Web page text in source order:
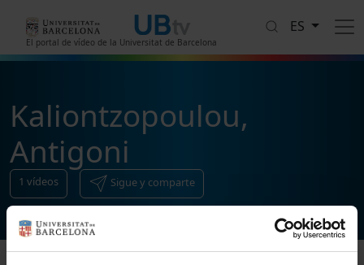
El portal de vídeo de la Universitat de Barcelona
ES
Kaliontzopoulou,
Antigoni
1 vídeos Sigue y comparte